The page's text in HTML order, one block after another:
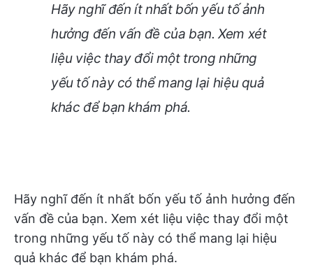
Hãy nghĩ đến ít nhất bốn yếu tố ảnh
hưởng đến vấn đề của bạn. Xem xét
liệu việc thay đổi một trong những
yếu tố này có thể mang lại hiệu quả
khác để bạn khám phá.
Hãy nghĩ đến ít nhất bốn yếu tố ảnh hưởng đến
vấn đề của bạn. Xem xét liệu việc thay đổi một
trong những yếu tố này có thể mang lại hiệu
quả khác để bạn khám phá.